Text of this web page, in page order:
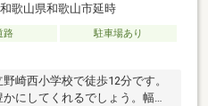
和歌山県和歌山市延時
路
駐車場あり
崎西小学校で徒歩12分です。
にしてくれるでしょう。幅広